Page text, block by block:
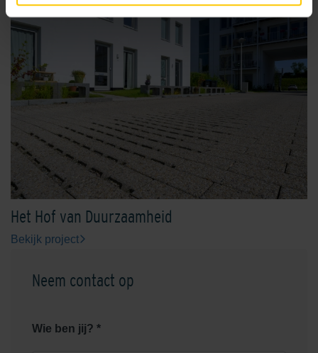
Het Hof van Duurzaamheid
Bekijk project
Neem contact op
Wie ben jij? *